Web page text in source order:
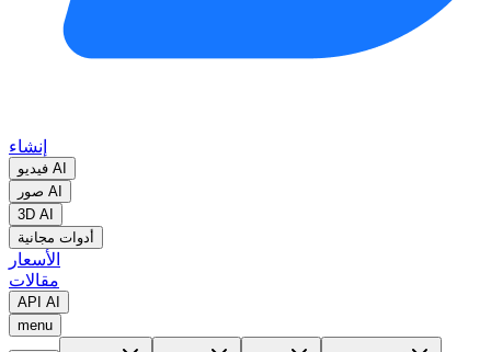
إنشاء
فيديو AI
صور AI
3D AI
أدوات مجانية
الأسعار
مقالات
API AI
menu